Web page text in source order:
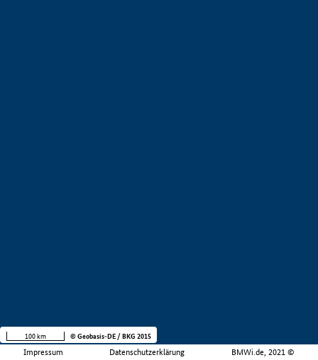
Impressum Datenschutzerklärung BMWi.de, 2021 ©
100 km © Geobasis-DE / BKG 2015